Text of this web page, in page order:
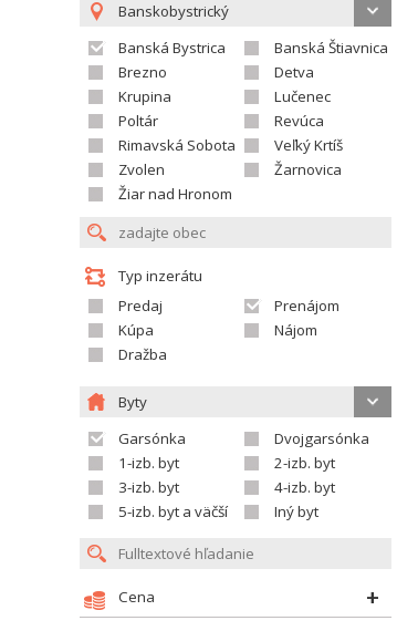
Banskobystrický
Banská Bystrica
Banská Štiavnica
Brezno
Detva
Krupina
Lučenec
Poltár
Revúca
Rimavská Sobota
Veľký Krtíš
Zvolen
Žarnovica
Žiar nad Hronom
Typ inzerátu
Predaj
Prenájom
Kúpa
Nájom
Dražba
Byty
Garsónka
Dvojgarsónka
1-izb. byt
2-izb. byt
3-izb. byt
4-izb. byt
5-izb. byt a väčší
Iný byt
Cena